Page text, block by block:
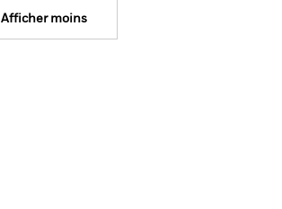
Afficher moins